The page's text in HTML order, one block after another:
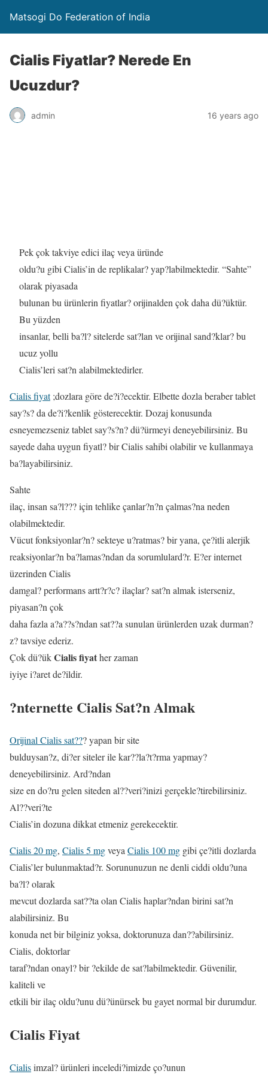
Matsogi Do Federation of India
Cialis Fiyatlar? Nerede En
Ucuzdur?
admin 16 years ago
Pek çok takviye edici ilaç veya üründe
oldu?u gibi Cialis’in de replikalar? yap?labilmektedir. “Sahte”
olarak piyasada
bulunan bu ürünlerin fiyatlar? orijinalden çok daha dü?üktür.
Bu yüzden
insanlar, belli ba?l? sitelerde sat?lan ve orijinal sand?klar? bu
ucuz yollu
Cialis’leri sat?n alabilmektedirler.
Cialis fiyat;dozlara göre de?i?ecektir. Elbette dozla beraber tablet
say?s? da de?i?kenlik gösterecektir. Dozaj konusunda
esneyemezseniz tablet say?s?n? dü?ürmeyi deneyebilirsiniz. Bu
sayede daha uygun fiyatl? bir Cialis sahibi olabilir ve kullanmaya
ba?layabilirsiniz.
Sahte
ilaç, insan sa?l??? için tehlike çanlar?n?n çalmas?na neden
olabilmektedir.
Vücut fonksiyonlar?n? sekteye u?ratmas? bir yana, çe?itli alerjik
reaksiyonlar?n ba?lamas?ndan da sorumlulard?r. E?er internet
üzerinden Cialis
damgal? performans artt?r?c? ilaçlar? sat?n almak isterseniz,
piyasan?n çok
daha fazla a?a??s?ndan sat??a sunulan ürünlerden uzak durman?
z? tavsiye ederiz.
Çok dü?ükCialis fiyather zaman
iyiye i?aret de?ildir.
?nternette Cialis Sat?n Almak
Orijinal Cialis sat??? yapan bir site
bulduysan?z, di?er siteler ile kar??la?t?rma yapmay?
deneyebilirsiniz. Ard?ndan
size en do?ru gelen siteden al??veri?inizi gerçekle?tirebilirsiniz.
Al??veri?te
Cialis’in dozuna dikkat etmeniz gerekecektir.
Cialis 20 mg, Cialis 5 mgveya Cialis 100 mg gibi çe?itli dozlarda
Cialis’ler bulunmaktad?r. Sorununuzun ne denli ciddi oldu?una
ba?l? olarak
mevcut dozlarda sat??ta olan Cialis haplar?ndan birini sat?n
alabilirsiniz. Bu
konuda net bir bilginiz yoksa, doktorunuza dan??abilirsiniz.
Cialis, doktorlar
taraf?ndan onayl? bir ?ekilde de sat?labilmektedir. Güvenilir,
kaliteli ve
etkili bir ilaç oldu?unu dü?ünürsek bu gayet normal bir durumdur.
Cialis Fiyat
Cialisimzal? ürünleri inceledi?imizde ço?unun